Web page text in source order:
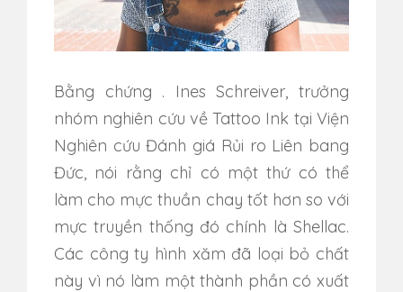
Bằng chứng . Ines Schreiver, trưởng
nhóm nghiên cứu về Tattoo Ink tại Viện
Nghiên cứu Đánh giá Rủi ro Liên bang
Đức, nói rằng chỉ có một thứ có thể
làm cho mực thuần chay tốt hơn so với
mực truyền thống đó chính là Shellac.
Các công ty hình xăm đã loại bỏ chất
này vì nó làm một thành phần có xuất